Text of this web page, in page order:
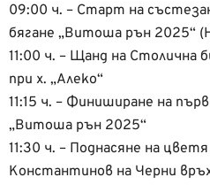
09:00 ч. – Старт на
бягане „Витоша рън 2025“
11:00 ч. – Щанд на Столична
при х. „Алеко“
11:15 ч. – Финиширане на
„Витоша рън 2025“
11:30 ч. – Поднасяне на
Константинов на Черни